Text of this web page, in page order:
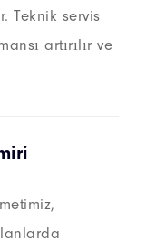
Teknik servis
artırılır ve